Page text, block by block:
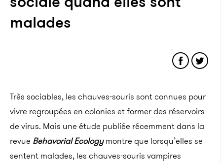
malades
Très sociables, les chauves-souris sont connues pour
vivre regroupées en colonies et former des réservoirs
de virus. Mais une étude publiée récemment dans la
revue Behavorial Ecologymontre que lorsqu’elles se
sentent malades, les chauves-souris vampires